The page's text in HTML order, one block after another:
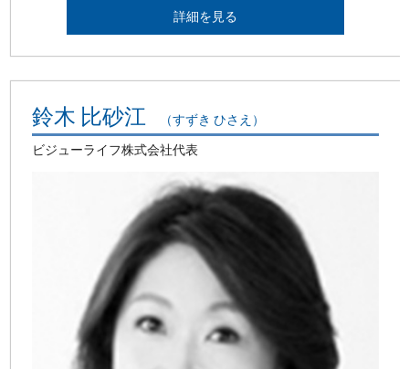
詳細を見る
鈴木 比砂江 （すずき ひさえ）
ビジューライフ株式会社代表